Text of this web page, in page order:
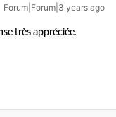
Forum|Forum|3 years ago
très appréciée.